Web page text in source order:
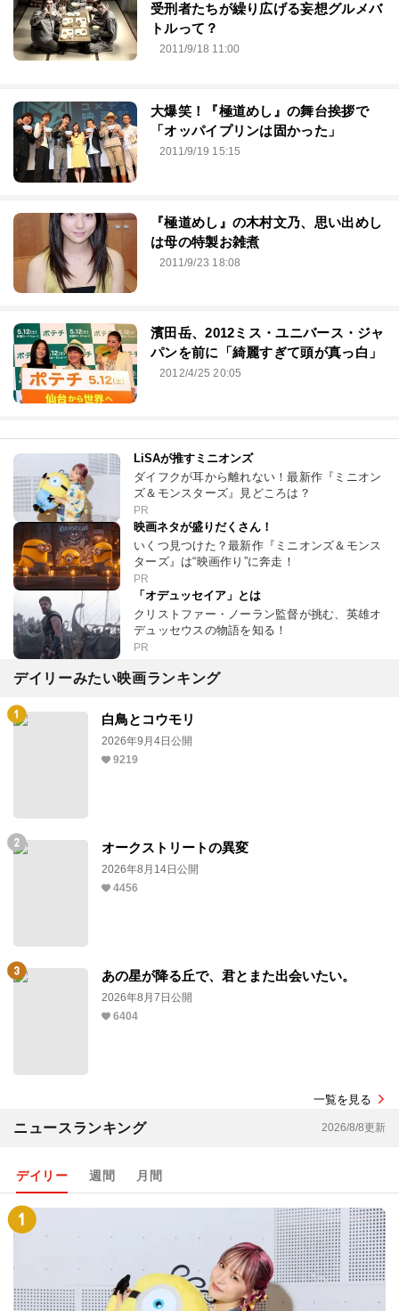
受刑者たちが繰り広げる妄想グルメバ
トルって？
2011/9/18 11:00
大爆笑！『極道めし』の舞台挨拶で
「オッパイプリンは固かった」
2011/9/19 15:15
『極道めし』の木村文乃、思い出めし
は母の特製お雑煮
2011/9/23 18:08
濱田岳、2012ミス・ユニバース・ジャ
パンを前に「綺麗すぎて頭が真っ白」
2012/4/25 20:05
LiSAが推すミニオンズ
ダイフクが耳から離れない！最新作『ミニオン
ズ＆モンスターズ』見どころは？
PR
映画ネタが盛りだくさん！
いくつ見つけた？最新作『ミニオンズ＆モンス
ターズ』は“映画作り”に奔走！
PR
「オデュッセイア」とは
クリストファー・ノーラン監督が挑む、英雄オ
デュッセウスの物語を知る！
PR
デイリーみたい映画ランキング
白鳥とコウモリ
2026年9月4日公開
9219
オークストリートの異変
2026年8月14日公開
4456
あの星が降る丘で、君とまた出会いたい。
2026年8月7日公開
6404
一覧を見る
ニュースランキング 2026/8/8更新
デイリー 週間 月間